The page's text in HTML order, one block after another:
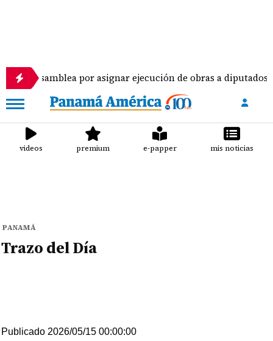
la Asamblea por asignar ejecución de obras a diputados
videos premium e-papper mis noticias
PANAMÁ
Trazo del Día
Publicado 2026/05/15 00:00:00